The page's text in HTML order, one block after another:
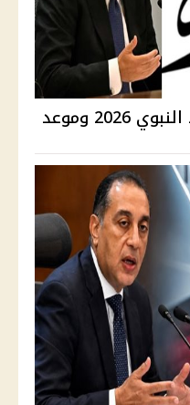
موقف ترحيل إجازة المولد النبوي 2026 وموعد